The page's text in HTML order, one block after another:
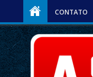
CONTATO